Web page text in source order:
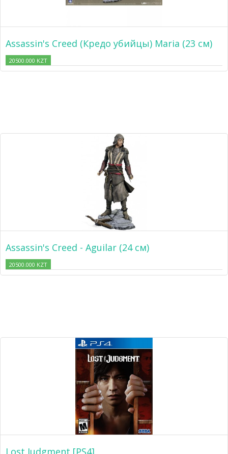
Assassin's Creed (Кредо убийцы) Maria (23 см)
20500.000 KZT
Assassin's Creed - Aguilar (24 см)
20500.000 KZT
Lost Judgment [PS4]